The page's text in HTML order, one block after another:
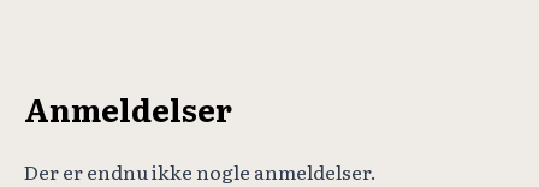
Anmeldelser
Der er endnu ikke nogle anmeldelser.